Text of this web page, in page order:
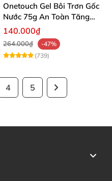
Onetouch Gel Bôi Trơn Gốc
Nước 75g An Toàn Tăng
Khoái Cảm
140.000₫
264.000₫
-47%
(739)
4 5